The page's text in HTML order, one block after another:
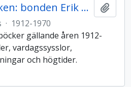
Harmångers socken: bonden Erik Olssons arkiv
· 1912-1970
gällande åren 1912-
vardagssysslor,
och högtider.